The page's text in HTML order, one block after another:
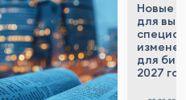
Новые
для
для
2027